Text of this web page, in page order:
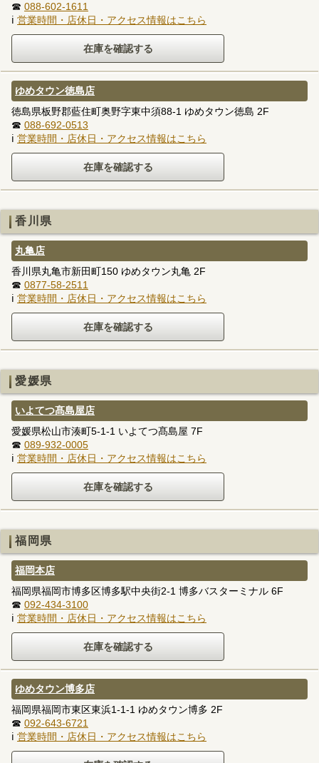
☎ 088-602-1611
ℹ 営業時間・店休日・アクセス情報はこちら
ゆめタウン徳島店
徳島県板野郡藍住町奥野字東中須88-1 ゆめタウン徳島 2F
☎ 088-692-0513
ℹ 営業時間・店休日・アクセス情報はこちら
香川県
丸亀店
香川県丸亀市新田町150 ゆめタウン丸亀 2F
☎ 0877-58-2511
ℹ 営業時間・店休日・アクセス情報はこちら
愛媛県
いよてつ髙島屋店
愛媛県松山市湊町5-1-1 いよてつ髙島屋 7F
☎ 089-932-0005
ℹ 営業時間・店休日・アクセス情報はこちら
福岡県
福岡本店
福岡県福岡市博多区博多駅中央街2-1 博多バスターミナル 6F
☎ 092-434-3100
ℹ 営業時間・店休日・アクセス情報はこちら
ゆめタウン博多店
福岡県福岡市東区東浜1-1-1 ゆめタウン博多 2F
☎ 092-643-6721
ℹ 営業時間・店休日・アクセス情報はこちら